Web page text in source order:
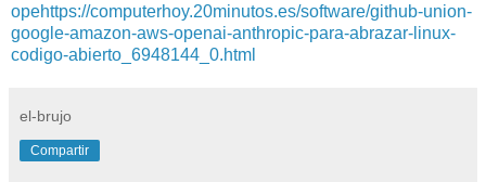
opehttps://computerhoy.20minutos.es/software/github-union-
google-amazon-aws-openai-anthropic-para-abrazar-linux-
codigo-abierto_6948144_0.html
el-brujo
Compartir